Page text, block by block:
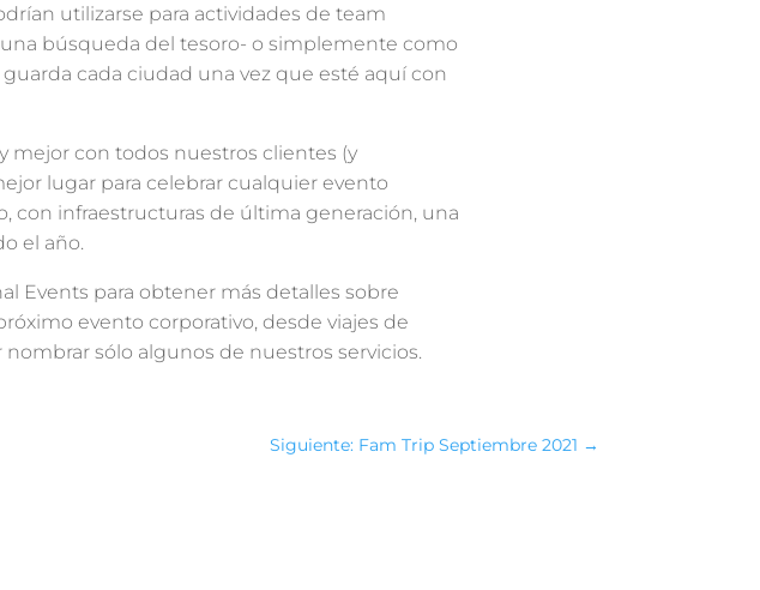
utilizarse para actividades de team
búsqueda del tesoro- o simplemente como
cada ciudad una vez que esté aquí con
mejor con todos nuestros clientes (y
lugar para celebrar cualquier evento
con infraestructuras de última generación, una
el año.
Events para obtener más detalles sobre
evento corporativo, desde viajes de
sólo algunos de nuestros servicios.
Siguiente: Fam Trip Septiembre 2021 →